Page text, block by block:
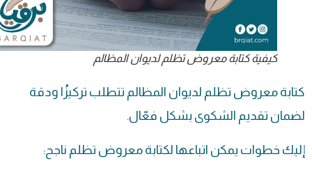
كيفية كتابة معروض تظلم لديوان المظالم
كتابة معروض تظلم لديوان المظالم تتطلب تركيزُا ودقة
لضمان تقديم الشكوى بشكل فعّال.
إليك خطوات يمكن اتباعها لكتابة معروض تظلم ناجح: